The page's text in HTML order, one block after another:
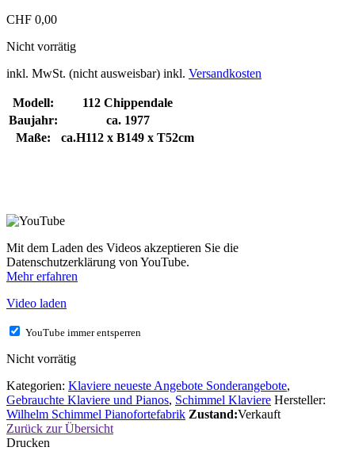
CHF 0,00
Nicht vorrätig
inkl. MwSt. (nicht ausweisbar) inkl. Versandkosten
Modell:
112 Chippendale
Baujahr:
ca. 1977
Maße:
ca.H112 x B149 x T52cm
Mit dem Laden des Videos akzeptieren Sie die
Datenschutzerklärung von YouTube.
Mehr erfahren
Video laden
YouTube immer entsperren
Nicht vorrätig
Kategorien: Klaviere neueste Angebote Sonderangebote,
Gebrauchte Klaviere und Pianos, Schimmel Klaviere Hersteller:
Wilhelm Schimmel Pianofortefabrik Zustand:Verkauft
Zurück zur Übersicht
Drucken